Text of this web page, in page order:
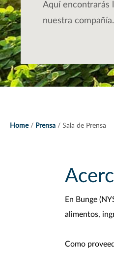
Aquí encontrarás
nuestra compañía.
Home Prensa Sala de Prensa
En Bunge
alimentos,
Como